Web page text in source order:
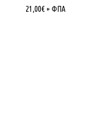
21,00€ + ΦΠΑ